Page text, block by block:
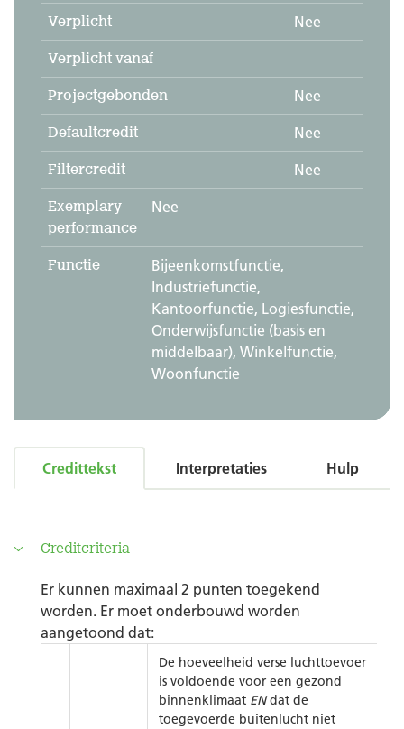
Verplicht Nee
Verplicht vanaf
Projectgebonden Nee
Defaultcredit Nee
Filtercredit Nee
Exemplary
performance
Nee
Functie
Bijeenkomstfunctie,
Industriefunctie,
Kantoorfunctie, Logiesfunctie,
Onderwijsfunctie (basis en
middelbaar), Winkelfunctie,
Woonfunctie
Credittekst Interpretaties Hulp
Creditcriteria
Er kunnen maximaal 2 punten toegekend
worden. Er moet onderbouwd worden
aangetoond dat:
De hoeveelheid verse luchttoevoer
is voldoende voor een gezond
binnenklimaat ENdat de
toegevoerde buitenlucht niet